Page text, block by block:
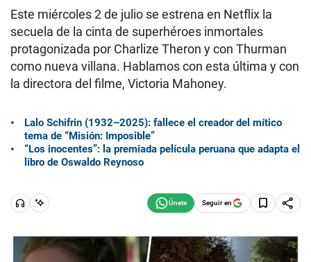
Este miércoles 2 de julio se estrena en Netflix la
secuela de la cinta de superhéroes inmortales
protagonizada por Charlize Theron y con Thurman
como nueva villana. Hablamos con esta última y con
la directora del filme, Victoria Mahoney.
Lalo Schifrin (1932–2025): fallece el creador del mítico
tema de “Misión: Imposible”
“Los inocentes”: la premiada película peruana que adapta el
libro de Oswaldo Reynoso
Seguir en